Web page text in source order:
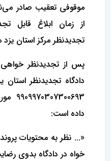
از زمان ابلاغ قابل
تجدیدنظر مرکز استان
پس از تجدیدنظر خواهی
دادگاه تجدیدنظر
داده است:
«... نظر به محتویات
خواه در دادگاه بدوی